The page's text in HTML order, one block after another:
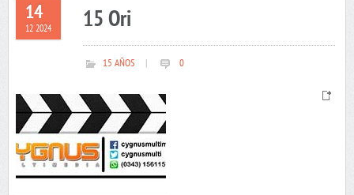
14
12 2024 15 Ori
15 AÑOS 0